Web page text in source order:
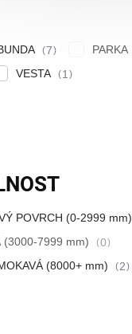
7 PARKA
VESTA 1
POVRCH (0-2999 mm)
(3000-7999 mm)
0
(8000+ mm)
2